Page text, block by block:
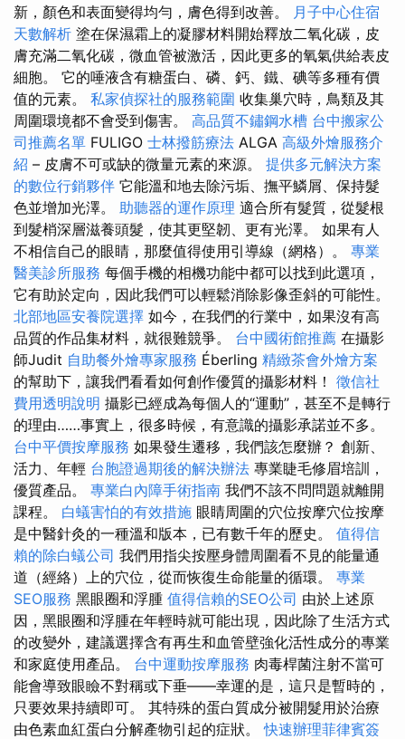
新，顏色和表面變得均勻，膚色得到改善。 月子中心住宿
天數解析 塗在保濕霜上的凝膠材料開始釋放二氧化碳，皮
膚充滿二氧化碳，微血管被激活，因此更多的氧氣供給表皮
細胞。 它的唾液含有糖蛋白、磷、鈣、鐵、碘等多種有價
值的元素。 私家偵探社的服務範圍 收集巢穴時，鳥類及其
周圍環境都不會受到傷害。 高品質不鏽鋼水槽 台中搬家公
司推薦名單 FULIGO 士林撥筋療法 ALGA 高級外燴服務介
紹 – 皮膚不可或缺的微量元素的來源。 提供多元解決方案
的數位行銷夥伴 它能溫和地去除污垢、撫平鱗屑、保持髮
色並增加光澤。 助聽器的運作原理 適合所有髮質，從髮根
到髮梢深層滋養頭髮，使其更堅韌、更有光澤。 如果有人
不相信自己的眼睛，那麼值得使用引導線（網格）。 專業
醫美診所服務 每個手機的相機功能中都可以找到此選項，
它有助於定向，因此我們可以輕鬆消除影像歪斜的可能性。
北部地區安養院選擇 如今，在我們的行業中，如果沒有高
品質的作品集材料，就很難競爭。 台中國術館推薦 在攝影
師Judit 自助餐外燴專家服務 Éberling 精緻茶會外燴方案
的幫助下，讓我們看看如何創作優質的攝影材料！ 徵信社
費用透明說明 攝影已經成為每個人的“運動”，甚至不是轉行
的理由……事實上，很多時候，有意識的攝影承諾並不多。
台中平價按摩服務 如果發生遷移，我們該怎麼辦？ 創新、
活力、年輕 台胞證過期後的解決辦法 專業睫毛修眉培訓，
優質產品。 專業白內障手術指南 我們不該不問問題就離開
課程。 白蟻害怕的有效措施 眼睛周圍的穴位按摩穴位按摩
是中醫針灸的一種溫和版本，已有數千年的歷史。 值得信
賴的除白蟻公司 我們用指尖按壓身體周圍看不見的能量通
道（經絡）上的穴位，從而恢復生命能量的循環。 專業
SEO服務 黑眼圈和浮腫 值得信賴的SEO公司 由於上述原
因，黑眼圈和浮腫在年輕時就可能出現，因此除了生活方式
的改變外，建議選擇含有再生和血管壁強化活性成分的專業
和家庭使用產品。 台中運動按摩服務 肉毒桿菌注射不當可
能會導致眼瞼不對稱或下垂——幸運的是，這只是暫時的，
只要效果持續即可。 其特殊的蛋白質成分被開髮用於治療
由色素血紅蛋白分解產物引起的症狀。快速辦理菲律賓簽